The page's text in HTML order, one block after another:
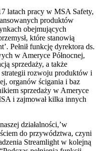
latach pracy w MSA Safety,
produktów
obejmujących
które stanowią
Pełnił funkcję dyrektora ds.
w Ameryce Północnej,
sprzedaży, a także
rozwoju produktów i
organów ścigania i baz
sprzedaży w Ameryce
i zajmował kilka innych
działalności,’w
do przywództwa, czyni
Streamlight w kolejną